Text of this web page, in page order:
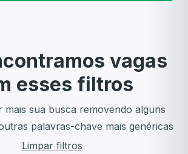
vagas
esses filtros
mais sua busca removendo alguns
palavras-chave mais genéricas
Limpar filtros